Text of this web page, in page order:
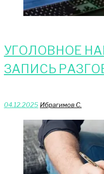
УГОЛОВНОЕ
ЗАПИСЬ
04.12.2025 Ибрагимов С.